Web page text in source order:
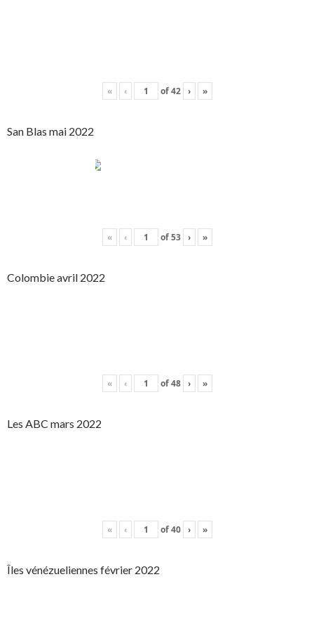
« ‹ of42 › »
San Blas mai 2022
« ‹ of53 › »
Colombie avril 2022
« ‹ of48 › »
Les ABC mars 2022
« ‹ of40 › »
Îles vénézueliennes février 2022